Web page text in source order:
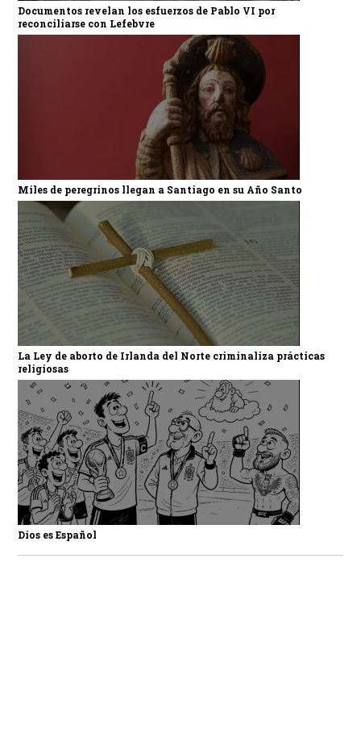
Documentos revelan los esfuerzos de Pablo VI por
reconciliarse con Lefebvre
Miles de peregrinos llegan a Santiago en su Año Santo
La Ley de aborto de Irlanda del Norte criminaliza prácticas
religiosas
Dios es Español